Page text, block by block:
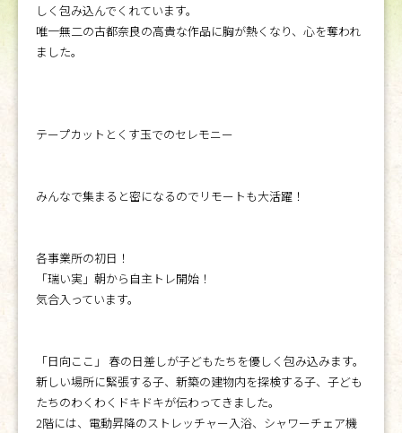
しく包み込んでくれています。
唯一無二の古都奈良の高貴な作品に胸が熱くなり、心を奪われ
ました。
テープカットとくす玉でのセレモニー
みんなで集まると密になるのでリモートも大活躍！
各事業所の初日！
「瑞い実」朝から自主トレ開始！
気合入っています。
「日向ここ」 春の日差しが子どもたちを優しく包み込みます。
新しい場所に緊張する子、新築の建物内を探検する子、子ども
たちのわくわくドキドキが伝わってきました。
2階には、電動昇降のストレッチャー入浴、シャワーチェア機